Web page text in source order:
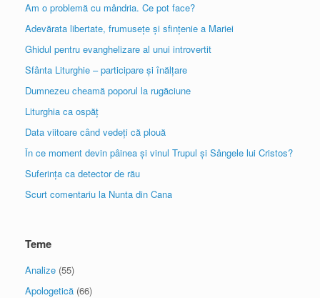
Am o problemă cu mândria. Ce pot face?
Adevărata libertate, frumusețe și sfințenie a Mariei
Ghidul pentru evanghelizare al unui introvertit
Sfânta Liturghie – participare și înălțare
Dumnezeu cheamă poporul la rugăciune
Liturghia ca ospăț
Data viitoare când vedeți că plouă
În ce moment devin pâinea și vinul Trupul și Sângele lui Cristos?
Suferința ca detector de rău
Scurt comentariu la Nunta din Cana
Teme
Analize (55)
Apologetică (66)